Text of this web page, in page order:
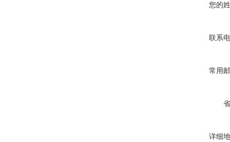
您的
联系
常用
详细